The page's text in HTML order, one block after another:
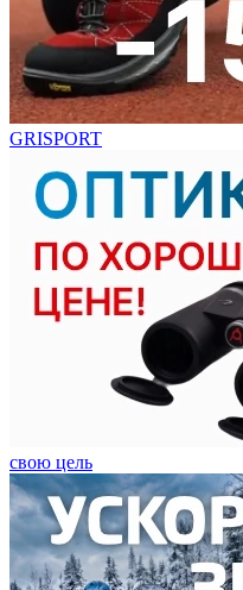
GRISPORT
свою цель